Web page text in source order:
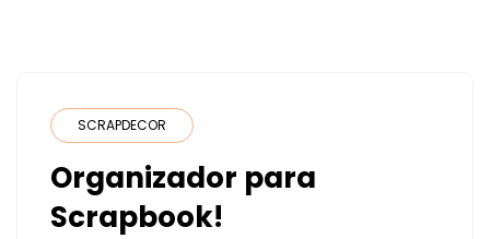
SCRAPDECOR
Organizador para
Scrapbook!